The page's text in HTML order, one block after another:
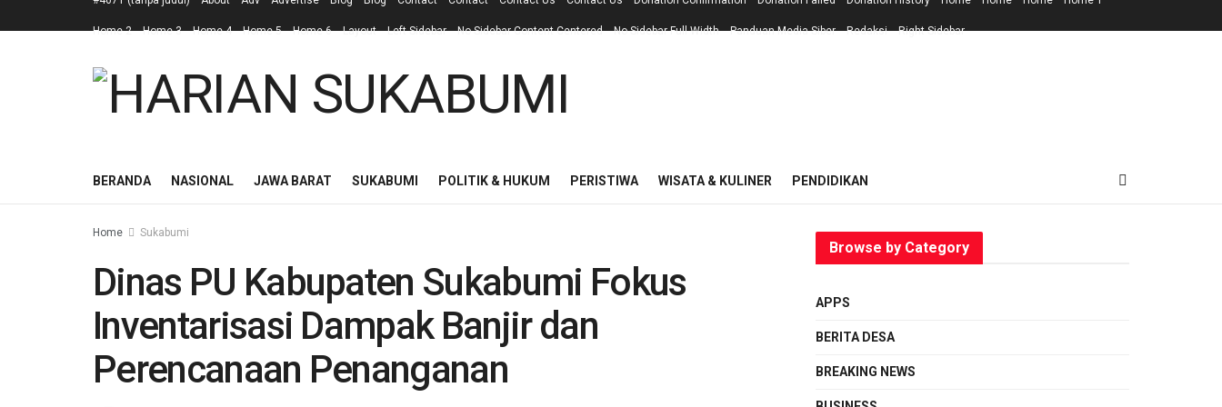
Home 2 Home 3 Home 4 Home 5 Home 6 Layout Left Sidebar No Sidebar Content Centered No Sidebar Full Width Panduan Media Siber Redaksi Right Sidebar
BERANDA NASIONAL JAWA BARAT SUKABUMI POLITIK & HUKUM PERISTIWA WISATA & KULINER PENDIDIKAN
Home Sukabumi
Dinas PU Kabupaten Sukabumi Fokus
Inventarisasi Dampak Banjir dan
Perencanaan Penanganan
Browse by Category
APPS
BERITA DESA
BREAKING NEWS